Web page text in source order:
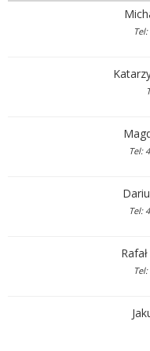
Tel:
Tel: